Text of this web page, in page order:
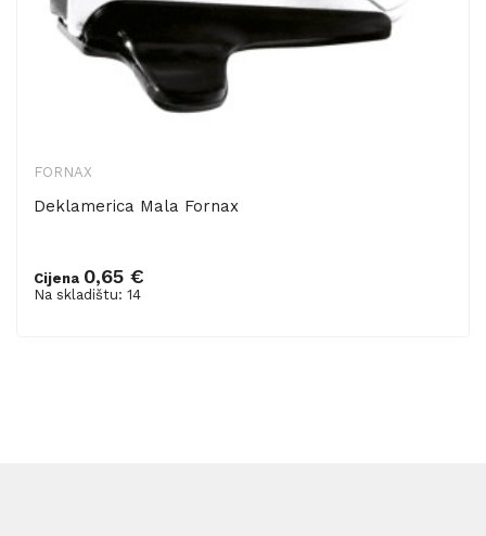
FORNAX
Deklamerica Mala Fornax
Cijena 0,65 €
Na skladištu: 14
Dodaj u košaricu